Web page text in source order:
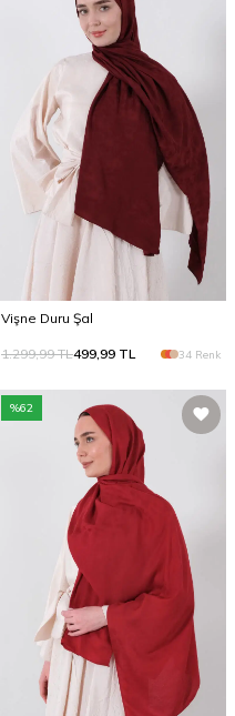
Vişne Duru Şal
1.299,99TL499,99 TL 34 Renk
%62